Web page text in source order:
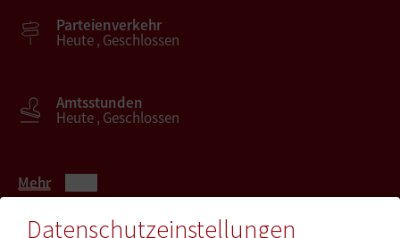
Parteienverkehr
Heute , Geschlossen
Amtsstunden
Heute , Geschlossen
Mehr
Datenschutzeinstellungen